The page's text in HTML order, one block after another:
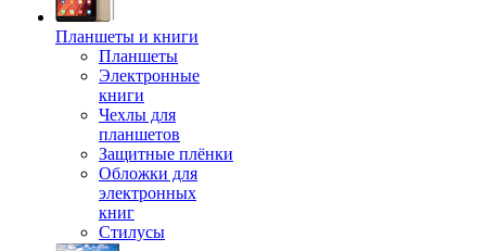
Планшеты и книги
Планшеты
Электронные
книги
Чехлы для
планшетов
Защитные плёнки
Обложки для
электронных
книг
Стилусы